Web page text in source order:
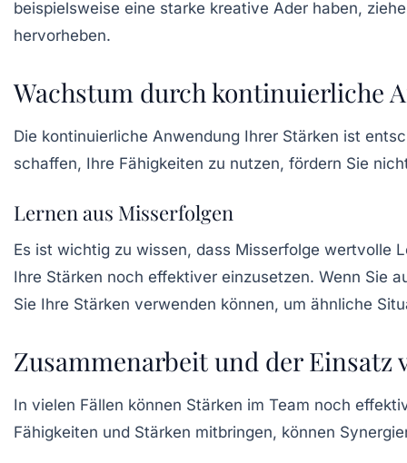
beispielsweise eine starke kreative Ader haben,
hervorheben.
Wachstum durch kontinuierliche
Die kontinuierliche Anwendung Ihrer Stärken ist
schaffen, Ihre Fähigkeiten zu nutzen, fördern Sie
Lernen aus Misserfolgen
Es ist wichtig zu wissen, dass Misserfolge wertvolle
Ihre Stärken noch effektiver einzusetzen. Wenn Sie
Sie Ihre Stärken verwenden können, um ähnliche
Zusammenarbeit und der Einsatz
In vielen Fällen können Stärken im Team noch
Fähigkeiten und Stärken mitbringen, können